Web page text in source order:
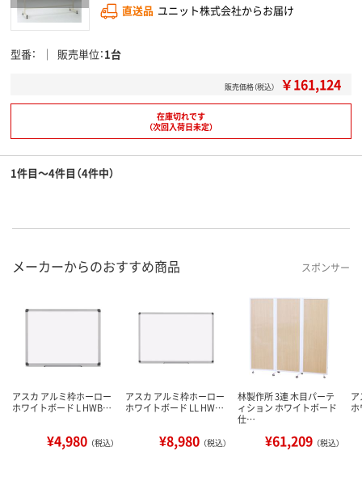
直送品 ユニット株式会社からお届け
型番 販売単位 1台
販売価格（税込） ￥161,124
在庫切れです
（次回入荷日未定）
1件目～4件目（4件中）
メーカーからのおすすめ商品 スポンサー
アスカ アルミ枠ホーロー
ホワイトボード L HWB…
¥4,980 （税込）
アスカ アルミ枠ホーロー
ホワイトボード LL HW…
¥8,980 （税込）
林製作所 3連 木目パーテ
ィション ホワイトボード
仕…
¥61,209 （税込）